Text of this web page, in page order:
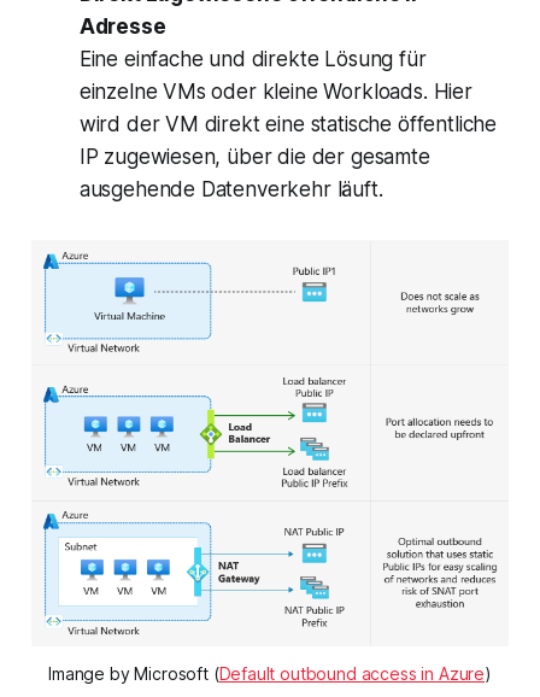
Adresse
Eine einfache und direkte Lösung für
einzelne VMs oder kleine Workloads. Hier
wird der VM direkt eine statische öffentliche
IP zugewiesen, über die der gesamte
ausgehende Datenverkehr läuft.
Imange by Microsoft (Default outbound access in Azure)